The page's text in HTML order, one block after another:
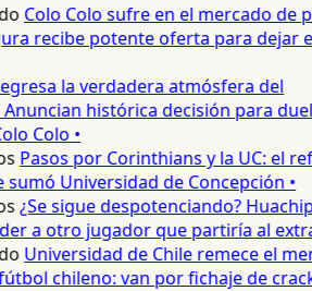
Colo Colo sufre en el mercado de
recibe potente oferta para dejar
la verdadera atmósfera del
histórica decisión para
Colo •
Pasos por Corinthians y la UC: el
Universidad de Concepción •
¿Se sigue despotenciando?
a otro jugador que partiría al
Universidad de Chile remece el
chileno: van por fichaje de